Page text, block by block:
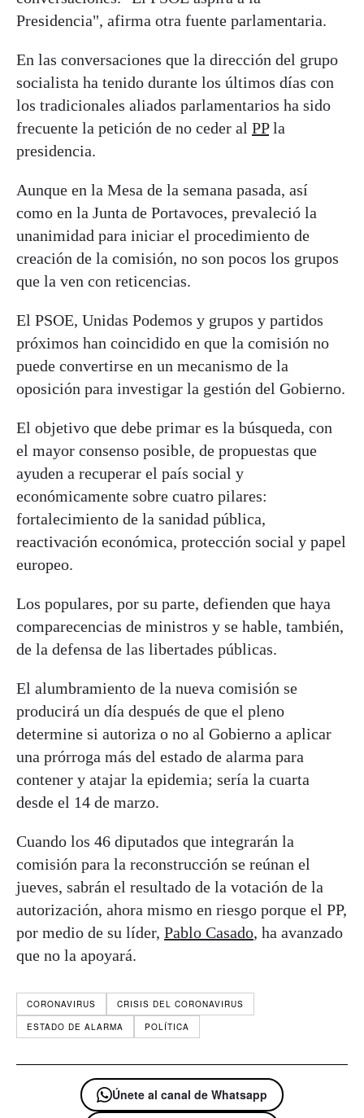
Presidencia", afirma otra fuente parlamentaria.
En las conversaciones que la dirección del grupo
socialista ha tenido durante los últimos días con
los tradicionales aliados parlamentarios ha sido
frecuente la petición de no ceder al PPla
presidencia.
Aunque en la Mesa de la semana pasada, así
como en la Junta de Portavoces, prevaleció la
unanimidad para iniciar el procedimiento de
creación de la comisión, no son pocos los grupos
que la ven con reticencias.
El PSOE, Unidas Podemos y grupos y partidos
próximos han coincidido en que la comisión no
puede convertirse en un mecanismo de la
oposición para investigar la gestión del Gobierno.
El objetivo que debe primar es la búsqueda, con
el mayor consenso posible, de propuestas que
ayuden a recuperar el país social y
económicamente sobre cuatro pilares:
fortalecimiento de la sanidad pública,
reactivación económica, protección social y papel
europeo.
Los populares, por su parte, defienden que haya
comparecencias de ministros y se hable, también,
de la defensa de las libertades públicas.
El alumbramiento de la nueva comisión se
producirá un día después de que el pleno
determine si autoriza o no al Gobierno a aplicar
una prórroga más del estado de alarma para
contener y atajar la epidemia; sería la cuarta
desde el 14 de marzo.
Cuando los 46 diputados que integrarán la
comisión para la reconstrucción se reúnan el
jueves, sabrán el resultado de la votación de la
autorización, ahora mismo en riesgo porque el PP,
por medio de su líder, Pablo Casado, ha avanzado
que no la apoyará.
CORONAVIRUS
CRISIS DEL CORONAVIRUS
ESTADO DE ALARMA
POLÍTICA
Únete al canal de Whatsapp